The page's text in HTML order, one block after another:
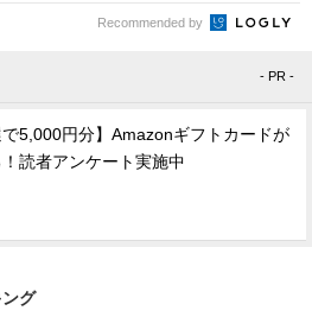
Recommended by
- PR -
で5,000円分】Amazonギフトカードが
読者アンケート実施中
ング